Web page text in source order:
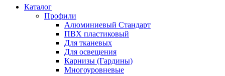
Каталог
Профили
Алюминиевый Стандарт
ПВХ пластиковый
Для тканевых
Для освещения
Карнизы (Гардины)
Многоуровневые